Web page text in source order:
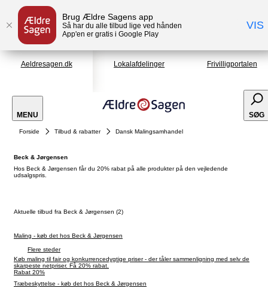
Brug Ældre Sagens app
Så har du alle tilbud lige ved hånden
App'en er gratis i Google Play
VIS
Aeldresagen.dk Lokalafdelinger Frivilligportalen
MENU SØG
Forside Tilbud & rabatter Dansk Malingsamhandel
Beck & Jørgensen
Hos Beck & Jørgensen får du 20% rabat på alle produkter på den vejledende
udsalgspris.
Aktuelle tilbud fra Beck & Jørgensen (2)
Maling - køb det hos Beck & Jørgensen
Flere steder
Køb maling til fair og konkurrencedygtige priser - der tåler sammenligning med selv de
skarpeste netpriser. Få 20% rabat.
Rabat 20%
Træbeskyttelse - køb det hos Beck & Jørgensen